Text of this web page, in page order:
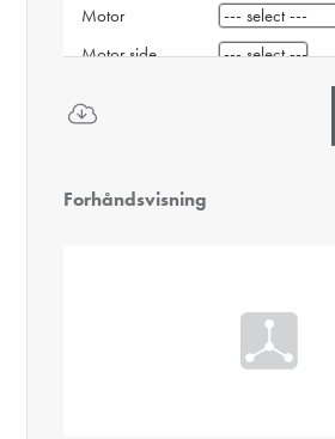
Motor
Motor side
Forhåndsvisning